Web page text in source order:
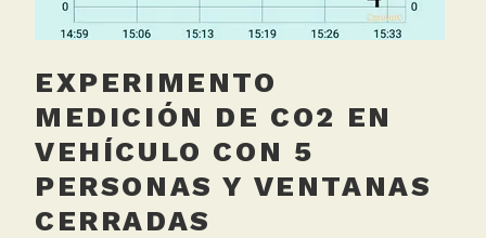
t
r
a
c
k
EXPERIMENTO
MEDICIÓN DE CO2 EN
VEHÍCULO CON 5
PERSONAS Y VENTANAS
CERRADAS